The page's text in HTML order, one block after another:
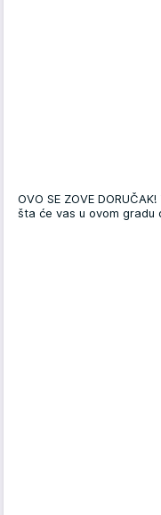
OVO SE ZOVE
šta će vas u ovom gradu